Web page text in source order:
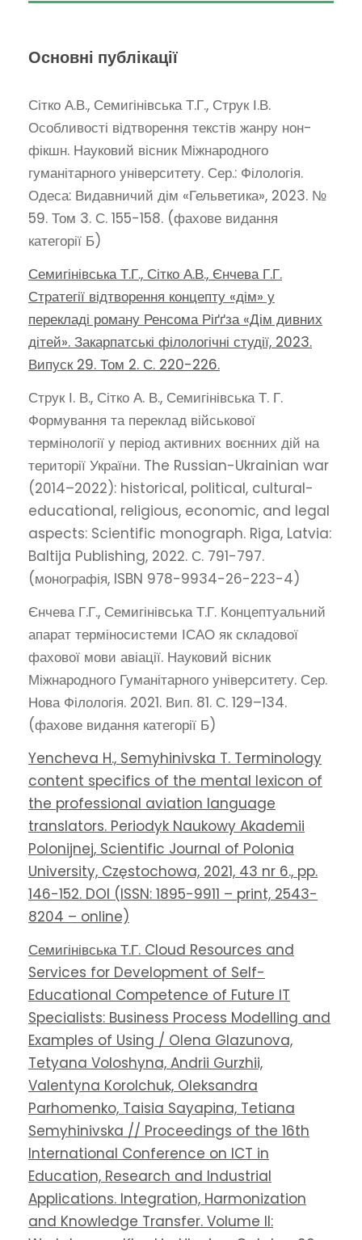
Основні публікації
Сітко А.В., Семигінівська Т.Г., Струк І.В.
Особливості відтворення текстів жанру нон-
фікшн. Науковий вісник Міжнародного
гуманітарного університету. Сер.: Філологія.
Одеса: Видавничий дім «Гельветика», 2023. №
59. Том 3. С. 155-158. (фахове видання
категорії Б)
Семигінівська Т.Г., Сітко А.В., Єнчева Г.Г.
Стратегії відтворення концепту «дім» у
перекладі роману Ренсома Ріґґза «Дім дивних
дітей». Закарпатські філологічні студії, 2023.
Випуск 29. Том 2. С. 220-226.
Струк І. В., Сітко А. В., Семигінівська Т. Г.
Формування та переклад військової
термінології у період активних воєнних дій на
території України. The Russian-Ukrainian war
(2014–2022): historical, political, cultural-
educational, religious, economic, and legal
aspects: Scientific monograph. Riga, Latvia:
Baltija Publishing, 2022. С. 791-797.
(монографія, ISBN 978-9934-26-223-4)
Єнчева Г.Г., Семигінівська Т.Г. Концептуальний
апарат терміносистеми ІСАО як складової
фахової мови авіації. Науковий вісник
Міжнародного Гуманітарного університету. Сер.
Нова Філологія. 2021. Вип. 81. С. 129–134.
(фахове видання категорії Б)
Yencheva H., Semyhinivska T. Terminology
content specifics of the mental lexicon of
the professional aviation language
translators. Periodyk Naukowy Akademii
Polonijnej, Scientific Journal of Polonia
University, Częstochowa, 2021, 43 nr 6., pp.
146-152. DOI (ISSN: 1895-9911 – print, 2543-
8204 – online)
Семигінівська Т.Г. Cloud Resources and
Services for Development of Self-
Educational Competence of Future IT
Specialists: Business Process Modelling and
Examples of Using / Olena Glazunova,
Tetyana Voloshyna, Andrii Gurzhii,
Valentyna Korolchuk, Oleksandra
Parhomenko, Taisia Sayapina, Tetiana
Semyhinivska // Proceedings of the 16th
International Conference on ICT in
Education, Research and Industrial
Applications. Integration, Harmonization
and Knowledge Transfer. Volume II: